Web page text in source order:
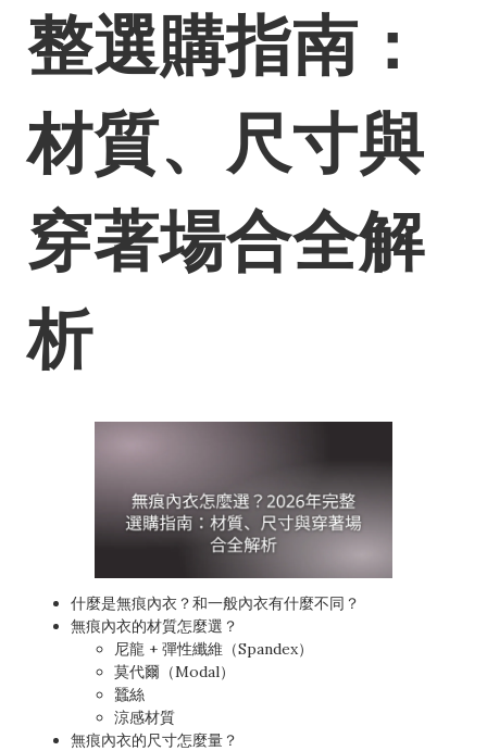
整選購指南：
材質、尺寸與
穿著場合全解
析
什麼是無痕內衣？和一般內衣有什麼不同？
無痕內衣的材質怎麼選？
尼龍 + 彈性纖維（Spandex）
莫代爾（Modal）
蠶絲
涼感材質
無痕內衣的尺寸怎麼量？